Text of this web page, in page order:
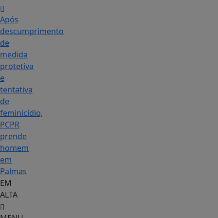
Após
descumprimento
de
medida
protetiva
e
tentativa
de
feminicídio,
PCPR
prende
homem
em
Palmas
EM
ALTA